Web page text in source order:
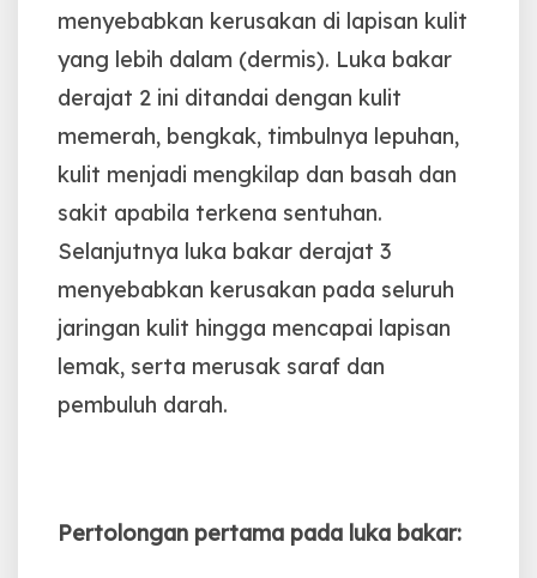
menyebabkan kerusakan di lapisan kulit
yang lebih dalam (dermis). Luka bakar
derajat 2 ini ditandai dengan kulit
memerah, bengkak, timbulnya lepuhan,
kulit menjadi mengkilap dan basah dan
sakit apabila terkena sentuhan.
Selanjutnya luka bakar derajat 3
menyebabkan kerusakan pada seluruh
jaringan kulit hingga mencapai lapisan
lemak, serta merusak saraf dan
pembuluh darah.
Pertolongan pertama pada luka bakar: